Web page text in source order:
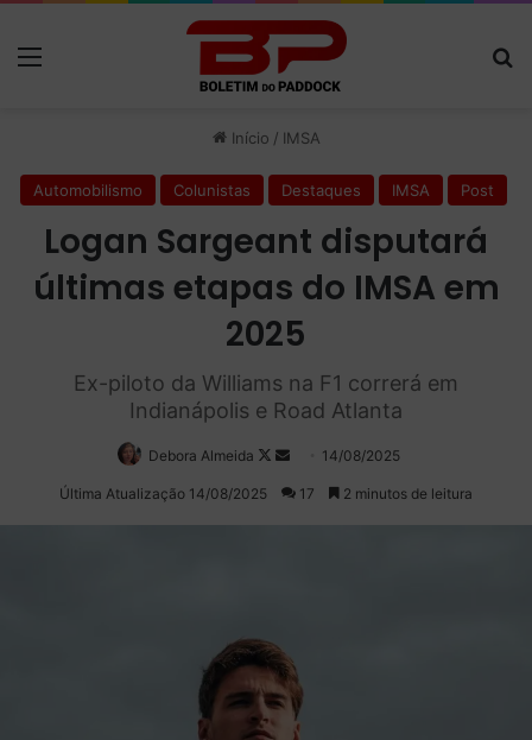
Início / IMSA
Automobilismo Colunistas Destaques IMSA Post
Logan Sargeant disputará
últimas etapas do IMSA em
2025
Ex-piloto da Williams na F1 correrá em
Indianápolis e Road Atlanta
Debora Almeida
Follow
on
Mande
um
14/08/2025
Última Atualização 14/08/2025 17 2 minutos de leitura